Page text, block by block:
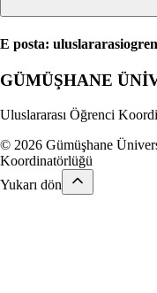
E posta:
GÜMÜŞHANE
Uluslararası Öğrenci
© 2026 Gümüşhane
Koordinatörlüğü
Yukarı dön